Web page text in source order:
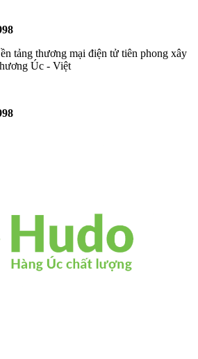
tảng thương mại điện tử tiên phong xây
Úc - Việt